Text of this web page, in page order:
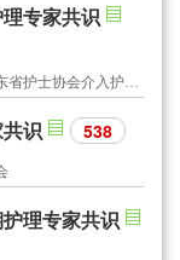
专家共识
陈秀梅, 孙冠宸, 丘伟燕, 陈思涓, 谢曼英, 何丽娟, 广东省护士协会介入护士分会, 广东省医师协会介入医师分会
识 538
理专家共识